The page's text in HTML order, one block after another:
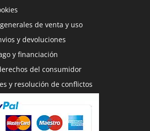
de venta y uso
y devoluciones
y financiación
del consumidor
y resolución de conflictos